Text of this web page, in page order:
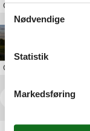
OmVestjylland
Om
<< < ...
Nødvendige
Statistik
Markedsføring